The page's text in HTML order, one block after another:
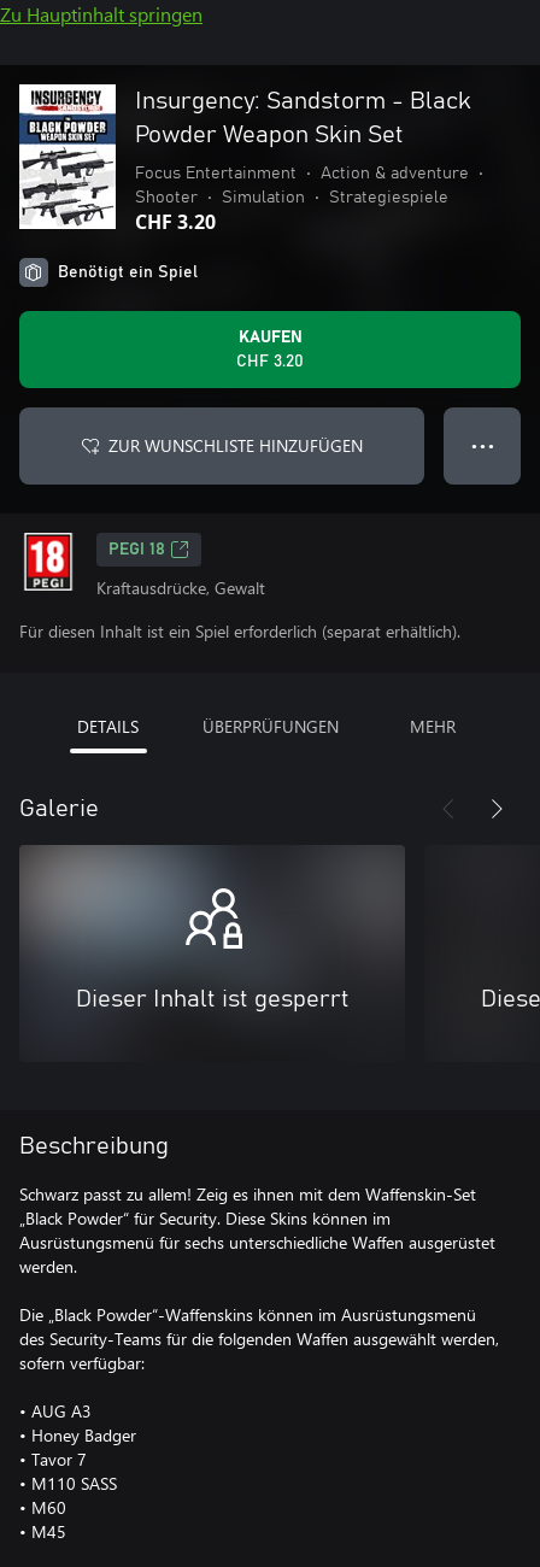
Zu Hauptinhalt springen
Insurgency: Sandstorm - Black
Powder Weapon Skin Set
Focus Entertainment • Action & adventure
•
Shooter
• Simulation • Strategiespiele
CHF 3.20
Benötigt ein Spiel
KAUFEN
CHF 3.20
ZUR WUNSCHLISTE HINZUFÜGEN ● ● ●
PEGI 18
Kraftausdrücke, Gewalt
Für diesen Inhalt ist ein Spiel erforderlich (separat erhältlich).
DETAILS ÜBERPRÜFUNGEN MEHR
Galerie
Dieser Inhalt ist gesperrt
Beschreibung
Schwarz passt zu allem! Zeig es ihnen mit dem Waffenskin-Set
„Black Powder“ für Security. Diese Skins können im
Ausrüstungsmenü für sechs unterschiedliche Waffen ausgerüstet
werden.
Die „Black Powder“-Waffenskins können im Ausrüstungsmenü
des Security-Teams für die folgenden Waffen ausgewählt werden,
sofern verfügbar:
• AUG A3
• Honey Badger
• Tavor 7
• M110 SASS
• M60
• M45